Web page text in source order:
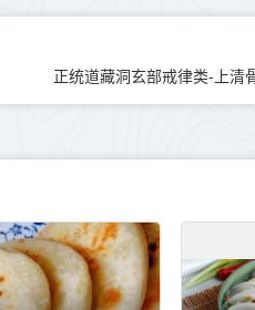
正统道藏洞玄部戒律类-上清